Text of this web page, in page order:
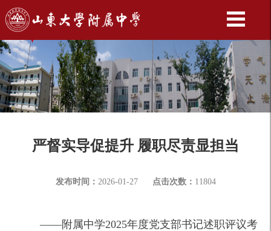
严督实导促提升 履职尽责显担当
发布时间： 2026-01-27 点击次数： 11804
——附属中学2025年度党支部书记述职评议考